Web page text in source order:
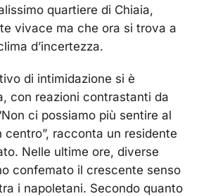
quartiere di Chiaia,
vivace ma che ora si trova a
d’incertezza.
di intimidazione si è
con reazioni contrastanti da
ci possiamo più sentire al
centro”, racconta un residente
Nelle ultime ore, diverse
confemato il crescente senso
i napoletani. Secondo quanto